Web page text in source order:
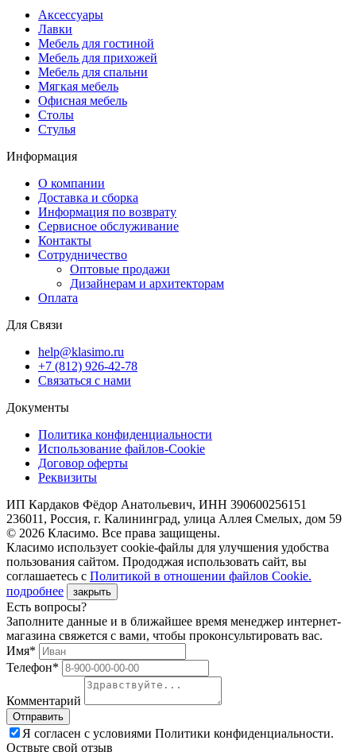
Аксессуары
Лавки
Мебель для гостиной
Мебель для прихожей
Мебель для спальни
Мягкая мебель
Офисная мебель
Столы
Стулья
Информация
О компании
Доставка и сборка
Информация по возврату
Сервисное обслуживание
Контакты
Сотрудничество
Оптовые продажи
Дизайнерам и архитекторам
Оплата
Для Связи
help@klasimo.ru
+7 (812) 926-42-78
Связаться с нами
Документы
Политика конфиденциальности
Использование файлов-Cookie
Договор оферты
Реквизиты
ИП Кардаков Фёдор Анатольевич, ИНН 390600256151
236011, Россия, г. Калининград, улица Аллея Смелых, дом 59
© 2026 Класимо. Все права защищены.
Класимо использует cookie-файлы для улучшения удобства
пользования сайтом. Прододжая использовать сайт, вы
соглашаетесь с Политикой в отношении файлов Сookie.
подробнее
закрыть
Есть вопросы?
Заполните данные и в ближайшее время менеджер интернет-
магазина свяжется с вами, чтобы проконсультировать вас.
Имя*
Телефон*
Комментарий
Я согласен с условиями Политики конфиденциальности.
Оствьте свой отзыв